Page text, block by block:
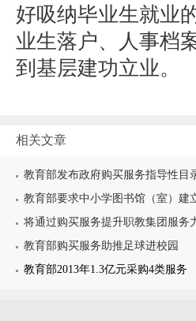
好吸纳毕业生就业
业生落户、人事档
到基层建功立业。
相关文章
教育部发布政府购买服务指导性目
教育部要求中小学图书馆（室）建
将通过购买服务提升职教集团服务
教育部购买服务助推足球进校园
教育部2013年1.3亿元采购4类服务